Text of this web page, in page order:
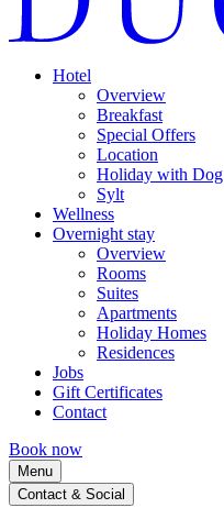
Hotel
Overview
Breakfast
Special Offers
Location
Holiday with Dog
Sylt
Wellness
Overnight stay
Overview
Rooms
Suites
Apartments
Holiday Homes
Residences
Jobs
Gift Certificates
Contact
Book now
Menu
Contact & Social